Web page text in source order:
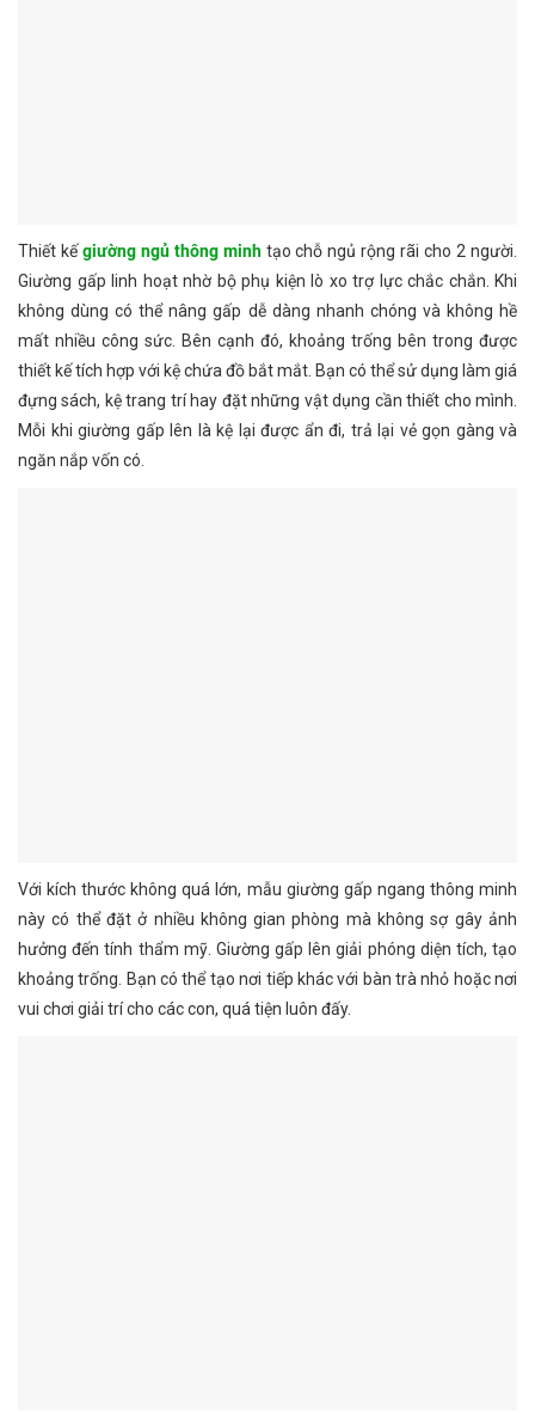
Thiết kếgiường ngủ thông minhtạo chỗ ngủ rộng rãi cho 2 người.
Giường gấp linh hoạt nhờ bộ phụ kiện lò xo trợ lực chắc chắn. Khi
không dùng có thể nâng gấp dễ dàng nhanh chóng và không hề
mất nhiều công sức. Bên cạnh đó, khoảng trống bên trong được
thiết kế tích hợp với kệ chứa đồ bắt mắt. Bạn có thể sử dụng làm giá
đựng sách, kệ trang trí hay đặt những vật dụng cần thiết cho mình.
Mỗi khi giường gấp lên là kệ lại được ẩn đi, trả lại vẻ gọn gàng và
ngăn nắp vốn có.
Với kích thước không quá lớn, mẫu giường gấp ngang thông minh
này có thể đặt ở nhiều không gian phòng mà không sợ gây ảnh
hưởng đến tính thẩm mỹ. Giường gấp lên giải phóng diện tích, tạo
khoảng trống. Bạn có thể tạo nơi tiếp khác với bàn trà nhỏ hoặc nơi
vui chơi giải trí cho các con, quá tiện luôn đấy.